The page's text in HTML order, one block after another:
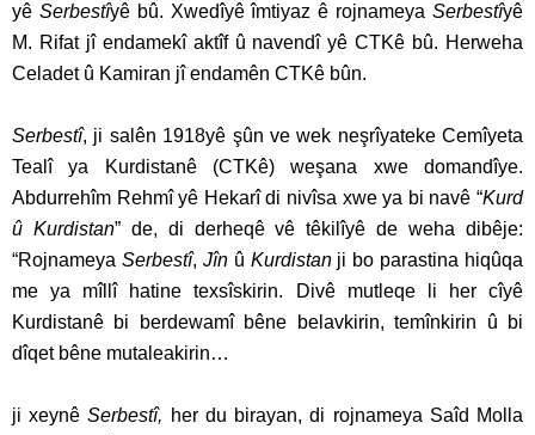
yê Serbestîyê bû. Xwedîyê îmtiyaz ê rojnameyaSerbestîyê
M. Rifat jî endamekî aktîf û navendî yê CTKê bû. Herweha
Celadet û Kamiran jî endamên CTKê bûn.
Serbestî, ji salên 1918yê şûn ve wek neşrîyateke Cemîyeta
Tealî ya Kurdistanê (CTKê) weşana xwe domandîye.
Abdurrehîm Rehmî yê Hekarî di nivîsa xwe ya bi navê “Kurd
û Kurdistan” de, di derheqê vê têkilîyê de weha dibêje:
“Rojnameya Serbestî, Jîn û Kurdistanji bo parastina hiqûqa
me ya mîllî hatine texsîskirin. Divê mutleqe li her cîyê
Kurdistanê bi berdewamî bêne belavkirin, temînkirin û bi
dîqet bêne mutaleakirin…
ji xeynêSerbestî, her du birayan, di rojnameya Saîd Molla